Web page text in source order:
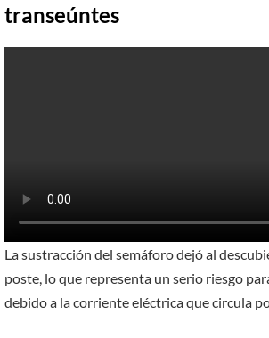
transeúntes
La sustracción del semáforo dejó al
poste, lo que representa un serio riesgo
debido a la corriente eléctrica que circula